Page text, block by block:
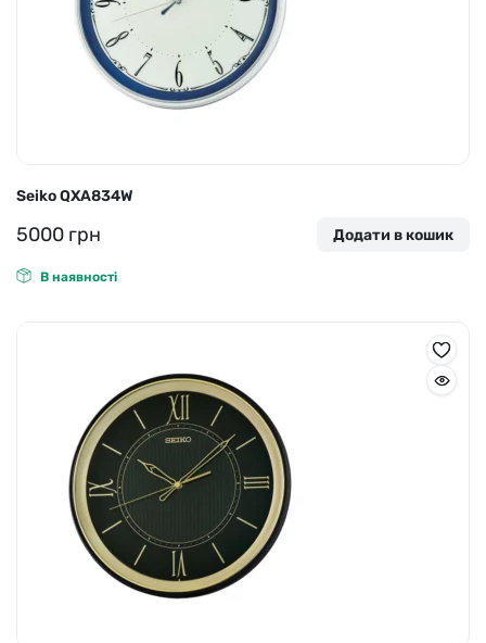
Seiko QXA834W
5000 грн Додати в кошик
В наявності